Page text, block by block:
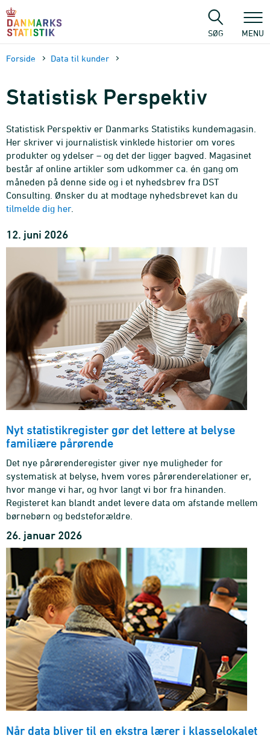
sidens
SØG MENU
Forside Data til kunder
Statistisk Perspektiv
Statistisk Perspektiv er Danmarks Statistiks kundemagasin.
Her skriver vi journalistisk vinklede historier om vores
produkter og ydelser – og det der ligger bagved. Magasinet
består af online artikler som udkommer ca. én gang om
måneden på denne side og i et nyhedsbrev fra DST
Consulting. Ønsker du at modtage nyhedsbrevet kan du
tilmelde dig her.
12. juni 2026
Nyt statistikregister gør det lettere at belyse
familiære pårørende
Det nye pårørenderegister giver nye muligheder for
systematisk at belyse, hvem vores pårørenderelationer er,
hvor mange vi har, og hvor langt vi bor fra hinanden.
Registeret kan blandt andet levere data om afstande mellem
børnebørn og bedsteforældre.
26. januar 2026
Når data bliver til en ekstra lærer i klasselokalet